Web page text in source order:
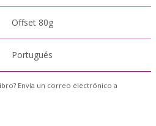
Offset 80g
Portugués
Envía un correo electrónico a